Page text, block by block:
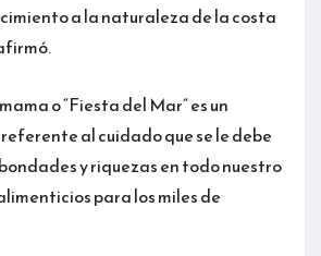
a la naturaleza de la costa
o “Fiesta del Mar” es un
al cuidado que se le debe
y riquezas en todo nuestro
para los miles de